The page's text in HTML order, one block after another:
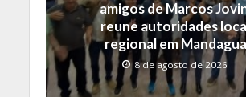
k p k
amigos de Marcos
reune autoridades
regional em
8 de agosto de 2026